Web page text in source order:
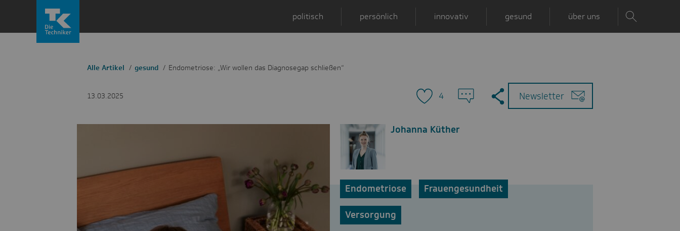
politisch persönlich innovativ gesund über uns
Alle Artikel gesund Endometriose: „Wir wollen das Diagnosegap schließen“
13.03.2025 4
Zu
den
Kommentaren
MailNewsletter
Johanna Küther
Endometriose Frauengesundheit
Versorgung